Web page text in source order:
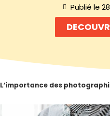
Publié le
des